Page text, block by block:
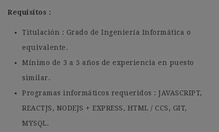
Requisitos :
Titulación : Grado de Ingeniería Informática o
equivalente.
Mínimo de 3 a 5 años de experiencia en puesto
similar.
Programas informáticos requeridos : JAVASCRIPT,
REACTJS, NODEJS + EXPRESS, HTML / CCS, GIT,
MYSQL.